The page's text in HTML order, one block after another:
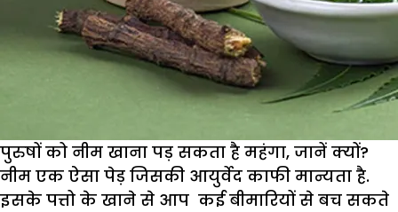
पुरुषों को नीम खाना पड़ सकता है महंगा, जानें क्यों?
नीम एक ऐसा पेड़ जिसकी आयुर्वेद काफी मान्यता है.
इसके पत्तो के खाने से आप कई बीमारियों से बच सकते